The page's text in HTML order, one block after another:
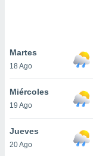
únicos
similares
como
Martes
18 Ago
Miércoles
19 Ago
Jueves
20 Ago